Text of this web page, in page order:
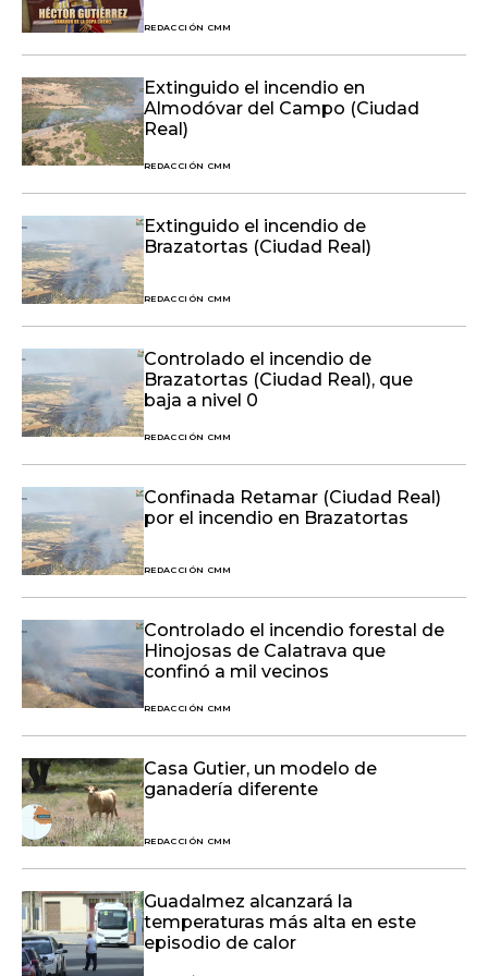
REDACCIÓN CMM
Extinguido el incendio en
Almodóvar del Campo (Ciudad
Real)
REDACCIÓN CMM
Extinguido el incendio de
Brazatortas (Ciudad Real)
REDACCIÓN CMM
Controlado el incendio de
Brazatortas (Ciudad Real), que
baja a nivel 0
REDACCIÓN CMM
Confinada Retamar (Ciudad Real)
por el incendio en Brazatortas
REDACCIÓN CMM
Controlado el incendio forestal de
Hinojosas de Calatrava que
confinó a mil vecinos
REDACCIÓN CMM
Casa Gutier, un modelo de
ganadería diferente
REDACCIÓN CMM
Guadalmez alcanzará la
temperaturas más alta en este
episodio de calor